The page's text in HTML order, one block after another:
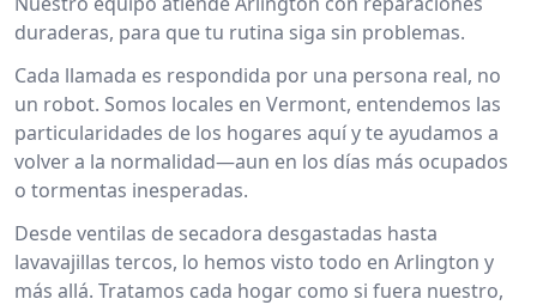
duraderas, para que tu rutina siga sin problemas.
Cada llamada es respondida por una persona real, no
un robot. Somos locales en Vermont, entendemos las
particularidades de los hogares aquí y te ayudamos a
volver a la normalidad—aun en los días más ocupados
o tormentas inesperadas.
Desde ventilas de secadora desgastadas hasta
lavavajillas tercos, lo hemos visto todo en Arlington y
más allá. Tratamos cada hogar como si fuera nuestro,